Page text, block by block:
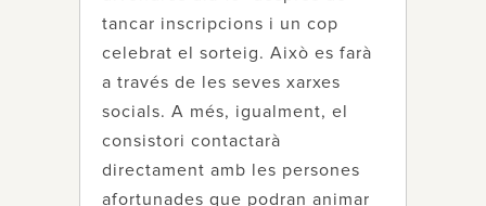
tancar inscripcions i un cop
celebrat el sorteig. Això es farà
a través de les seves xarxes
socials. A més, igualment, el
consistori contactarà
directament amb les persones
afortunades que podran animar